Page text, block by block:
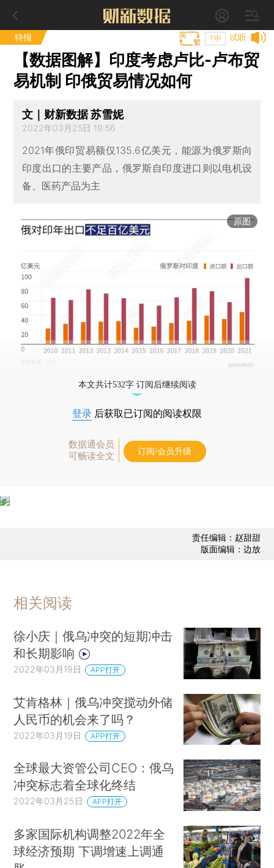
特报 试听
T中
【数据图解】印度考虑卢比-卢布贸
易机制 印俄贸易情况如何
文｜财新数据 苏雪妮
2022年03月25日 19:56
2021年俄印贸易额仅135.6亿美元，能源为俄罗斯向
印度出口的主要产品，俄罗斯自印度进口则以电机设
备、医药产品为主
原图
本文共计532字 订阅后继续阅读
登录 后获取已订阅的阅读权限
数据通会员
可畅读全文
订阅/会员升级
责任编辑：赵甜甜
版面编辑：边放
相关阅读
徐小庆｜俄乌冲突的短期冲击
和长期影响
2022年03月19日 APP打开
艾肯格林｜俄乌冲突搅动外储
人民币的机会来了吗？
2022年03月19日 APP打开
全球最大资管公司CEO：俄乌
冲突标志着全球化终结
2022年03月25日 APP打开
多家国际机构调整2022年全
球经济预期 下调增速上调通